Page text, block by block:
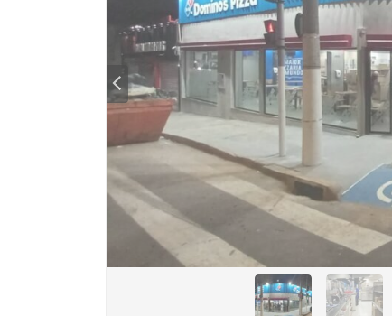
Previous